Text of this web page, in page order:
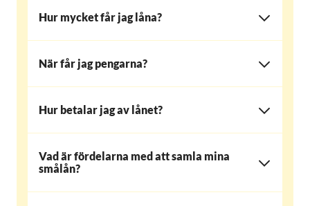
Hur mycket får jag låna?
När får jag pengarna?
Hur betalar jag av lånet?
Vad är fördelarna med att samla mina
smålån?